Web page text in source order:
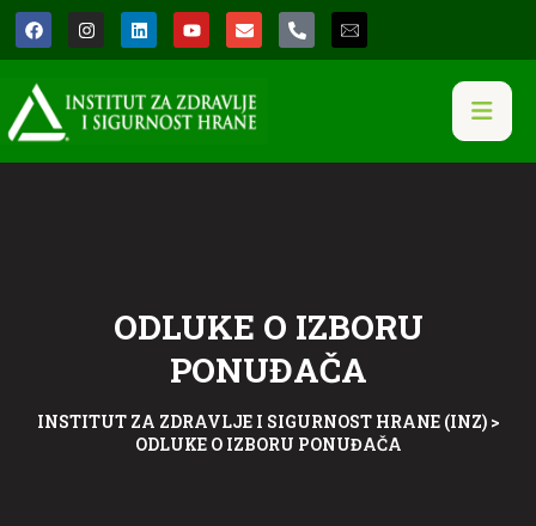
ODLUKE O IZBORU
PONUĐAČA
INSTITUT ZA ZDRAVLJE I SIGURNOST HRANE (INZ)>
ODLUKE O IZBORU PONUĐAČA